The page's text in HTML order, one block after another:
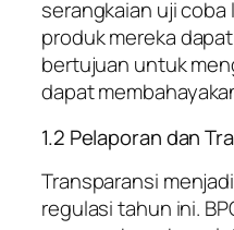
serangkaian uji
produk mereka
bertujuan untuk
dapat
1.2 Pelaporan dan
Transparansi
regulasi tahun ini.